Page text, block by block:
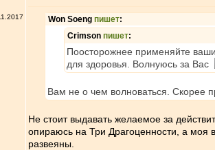
Won Soeng пишет:
Crimson пишет:
Поосторожнее применяйте
для здоровья. Волнуюсь за Вас
Вам не о чем волноваться. Скорее
Не стоит выдавать желаемое за
опираюсь на Три Драгоценности, а моя
развеяны.